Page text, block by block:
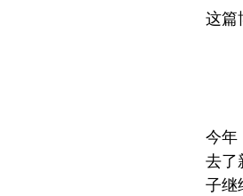
这篇
今年
去了
子继